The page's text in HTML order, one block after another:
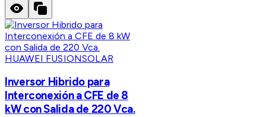
HUAWEI FUSIONSOLAR
Inversor Hibrido para
Interconexión a CFE de 8
kW con Salida de 220 Vca.